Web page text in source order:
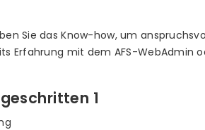
Sie das Know-how, um
Erfahrung mit dem AFS-WebAdmin
1